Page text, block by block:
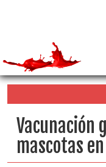
Vacunación
mascotas